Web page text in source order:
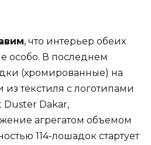
, что интерьер обеих
особо. В последнем
(хромированные) на
текстиля с логотипами
Dakar,
агрегатом объемом
114-лошадок стартует